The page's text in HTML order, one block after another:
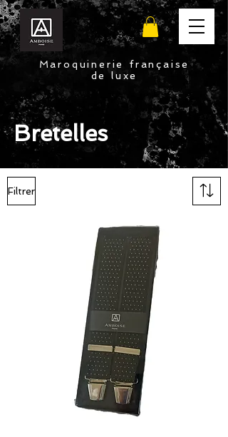
Maroquinerie française
de luxe
Bretelles
Filtrer